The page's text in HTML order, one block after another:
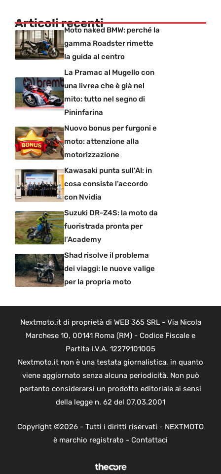
Articoli recentiMoto naked BMW: perché la
gamma Roadster rimette
la guida al centro
La Pramac al Mugello con
una livrea che è già nel
mito: tutto nel segno di
Pininfarina
Nuovo bonus per furgoni e
moto: attenzione alla
motorizzazione
Kawasaki punta sull’AI: in
cosa consiste l’accordo
con Nvidia
Suzuki DR-Z4S: la moto da
fuoristrada pronta per
l’Academy
Shad risolve il problema
dei viaggi: le nuove valige
per la propria moto
Nextmoto.it di proprietà di WEB 365 SRL - Via Nicola
Marchese 10, 00141 Roma (RM) - Codice Fiscale e
Partita I.V.A. 12279101005
Nextmoto.it non è una testata giornalistica, in quanto
viene aggiornato senza alcuna periodicità. Non può
pertanto considerarsi un prodotto editoriale ai sensi
della legge n. 62 del 07.03.2001
Copyright ©2026 - Tutti i diritti riservati - NEXTMOTO
è marchio registrato - Contattaci